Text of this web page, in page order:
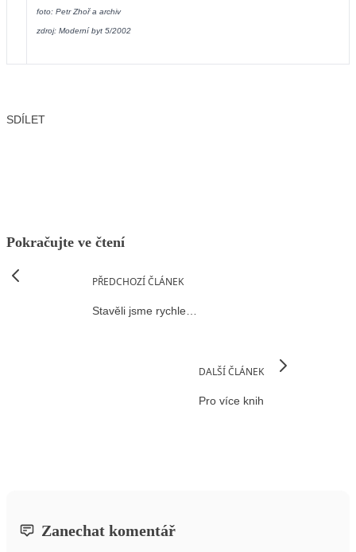
foto: Petr Zhoř a archiv
zdroj: Moderní byt 5/2002
SDÍLET
Pokračujte ve čtení
PŘEDCHOZÍ ČLÁNEK
Stavěli jsme rychle…
DALŠÍ ČLÁNEK
Pro více knih
Zanechat komentář